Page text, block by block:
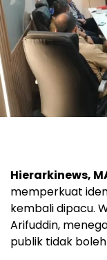
Hierarkinews,
memperkuat
kembali dipacu.
Arifuddin,
publik tidak